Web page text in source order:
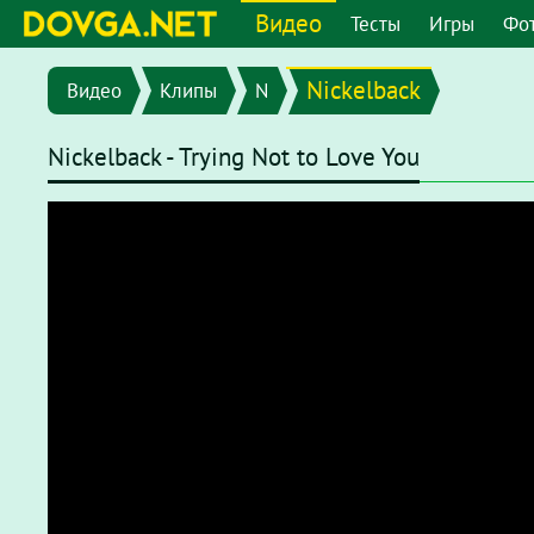
Видео Тесты Игры
Видео Клипы N Nickelback
Nickelback - Trying Not to Love You